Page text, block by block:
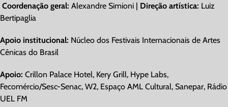
Coordenação geral: Alexandre Simioni | Direção artística: Luiz
Bertipaglia
Apoio institucional: Núcleo dos Festivais Internacionais de Artes
Cênicas do Brasil
Apoio: Crillon Palace Hotel, Kery Grill, Hype Labs,
Fecomércio/Sesc-Senac, W2, Espaço AML Cultural, Sanepar, Rádio
UEL FM